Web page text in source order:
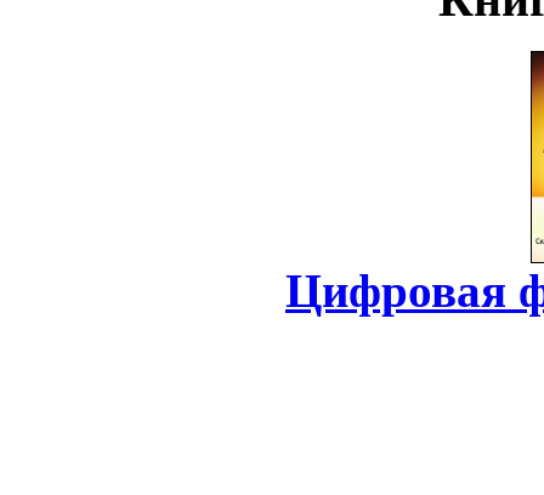
Цифровая